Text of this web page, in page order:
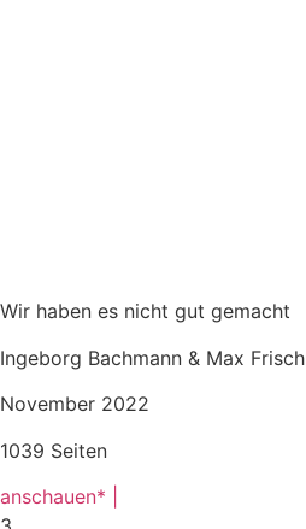
Wir haben es nicht gut gemacht
Ingeborg Bachmann & Max Frisch
November 2022
1039 Seiten
anschauen* |